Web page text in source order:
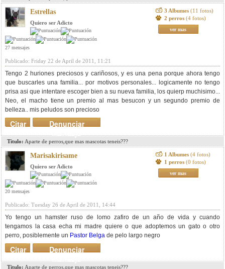
Estrellas
Quiero ser Adicto
27 mensajes
3 Albumes (11 fotos)
2 perros (4 fotos)
ver mas
Publicado: Friday 22 de April de 2011, 11:21
Tengo 2 huriones preciosos y cariñosos, y es una pena porque ahora tengo
que buscarles una familia... por motivos personales... logicamente no tengo
prisa asi que intentare escoger bien a su nueva familia, los quierp muchisimo...
Neo, el macho tiene un premio al mas besucon y un segundo premio de
belleza.. mis peludos son precioso
Denunciar
mensaje
Citar
Titulo: Aparte de perros,que mas mascotas teneis???
Marisakirisame
Quiero ser Adicto
20 mensajes
1 Albumes (4 fotos)
1 perros (0 fotos)
ver mas
Publicado: Tuesday 26 de April de 2011, 14:44
Yo tengo un hamster ruso de lomo zafiro de un año de vida y cuando
tengamos la casa echa mi madre quiere o que adoptemos un gato o otro
perro, posiblemente un Pastor Belga de pelo largo negro
Denunciar
mensaje
Citar
Titulo: Aparte de perros,que mas mascotas teneis???